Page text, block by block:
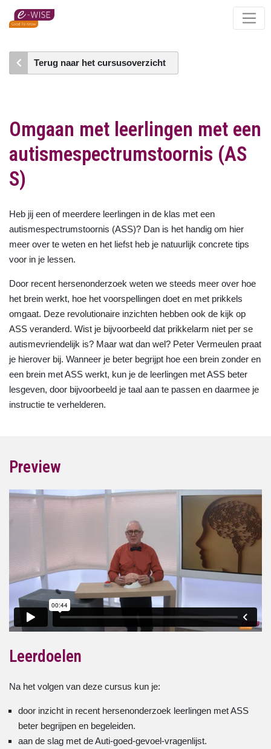
Skip
content
Terug naar het cursusoverzicht
Omgaan met leerlingen met een
autismespectrumstoornis (AS
S)
Heb jij een of meerdere leerlingen in de klas met een
autismespectrumstoornis (ASS)? Dan is het handig om hier
meer over te weten en het liefst heb je natuurlijk concrete tips
voor in je lessen.
Door recent hersenonderzoek weten we steeds meer over hoe
het brein werkt, hoe het voorspellingen doet en met prikkels
omgaat. Deze revolutionaire inzichten hebben ook de kijk op
ASS veranderd. Wist je bijvoorbeeld dat prikkelarm niet per se
autismevriendelijk is? Maar wat dan wel? Peter Vermeulen praat
je hierover bij. Wanneer je beter begrijpt hoe een brein zonder en
een brein met ASS werkt, kun je de leerlingen met ASS beter
lesgeven, door bijvoorbeeld je taal aan te passen en daarmee je
instructie te verhelderen.
Preview
Leerdoelen
Na het volgen van deze cursus kun je:
door inzicht in recent hersenonderzoek leerlingen met ASS
beter begrijpen en begeleiden.
aan de slag met de Auti-goed-gevoel-vragenlijst.